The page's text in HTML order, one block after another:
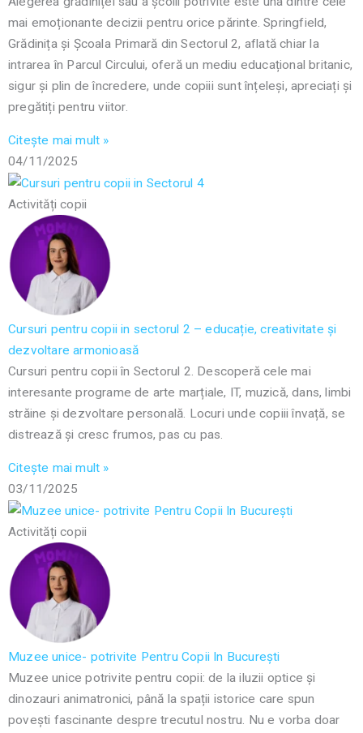
mai emoționante decizii pentru orice părinte. Springfield,
Grădinița și Școala Primară din Sectorul 2, aflată chiar la
intrarea în Parcul Circului, oferă un mediu educațional britanic,
sigur și plin de încredere, unde copiii sunt înțeleși, apreciați și
pregătiți pentru viitor.
Citește mai mult »
04/11/2025
Activități copii
Cursuri pentru copii in sectorul 2 – educație, creativitate și
dezvoltare armonioasă
Cursuri pentru copii în Sectorul 2. Descoperă cele mai
interesante programe de arte marțiale, IT, muzică, dans, limbi
străine și dezvoltare personală. Locuri unde copiii învață, se
distrează și cresc frumos, pas cu pas.
Citește mai mult »
03/11/2025
Activități copii
Muzee unice- potrivite Pentru Copii In București
Muzee unice potrivite pentru copii: de la iluzii optice și
dinozauri animatronici, până la spații istorice care spun
povești fascinante despre trecutul nostru. Nu e vorba doar